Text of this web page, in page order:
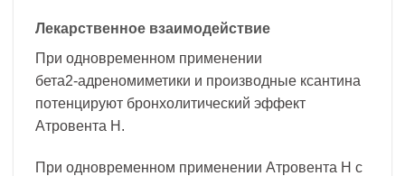
Лекарственное взаимодействие
При одновременном применении
бета2-адреномиметики и производные ксантина
потенцируют бронхолитический эффект
Атровента Н.
При одновременном применении Атровента Н с